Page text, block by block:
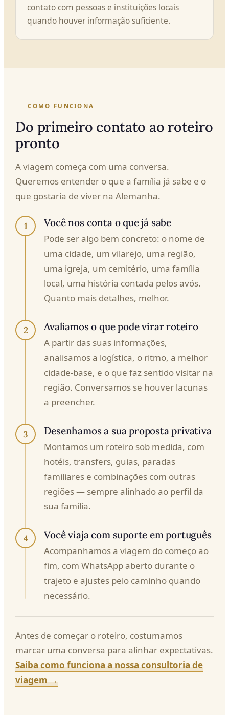
contato com pessoas e instituições locais
quando houver informação suficiente.
COMO FUNCIONA
Do primeiro contato ao roteiro
pronto
A viagem começa com uma conversa.
Queremos entender o que a família já sabe e o
que gostaria de viver na Alemanha.
1
Você nos conta o que já sabe
Pode ser algo bem concreto: o nome de
uma cidade, um vilarejo, uma região,
uma igreja, um cemitério, uma família
local, uma história contada pelos avós.
Quanto mais detalhes, melhor.
2
Avaliamos o que pode virar roteiro
A partir das suas informações,
analisamos a logística, o ritmo, a melhor
cidade-base, e o que faz sentido visitar na
região. Conversamos se houver lacunas
a preencher.
3
Desenhamos a sua proposta privativa
Montamos um roteiro sob medida, com
hotéis, transfers, guias, paradas
familiares e combinações com outras
regiões — sempre alinhado ao perfil da
sua família.
4
Você viaja com suporte em português
Acompanhamos a viagem do começo ao
fim, com WhatsApp aberto durante o
trajeto e ajustes pelo caminho quando
necessário.
Antes de começar o roteiro, costumamos
marcar uma conversa para alinhar expectativas.
Saiba como funciona a nossa consultoria de
viagem →